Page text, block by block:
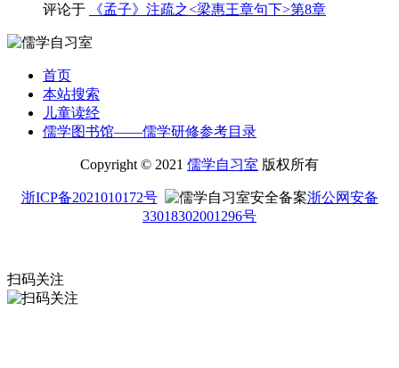
评论于 《孟子》注疏之<梁惠王章句下>第8章
首页
本站搜索
儿童读经
儒学图书馆——儒学研修参考目录
Copyright © 2021 儒学自习室 版权所有
浙ICP备2021010172号
浙公网安备
33018302001296号
扫码关注